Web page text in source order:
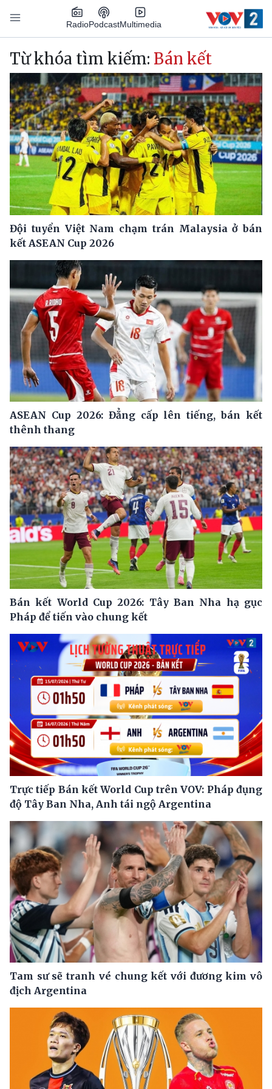
Nhảy đến nội dung
RadioPodcastMultimedia
Main navigation
Từ khóa tìm kiếm: Bán kết
Đội tuyển Việt Nam chạm trán Malaysia ở bán
kết ASEAN Cup 2026
ASEAN Cup 2026: Đẳng cấp lên tiếng, bán kết
thênh thang
Bán kết World Cup 2026: Tây Ban Nha hạ gục
Pháp để tiến vào chung kết
Trực tiếp Bán kết World Cup trên VOV: Pháp đụng
độ Tây Ban Nha, Anh tái ngộ Argentina
Tam sư sẽ tranh vé chung kết với đương kim vô
địch Argentina